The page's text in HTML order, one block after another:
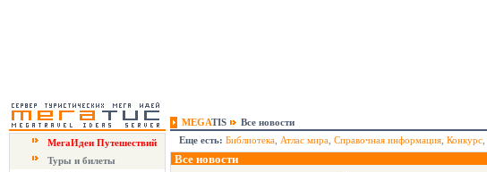
MEGATIS
Все новости
МегаИдеи Путешествий
Туры и билеты
Еще есть: Библиотека Атлас мира Справочная информация Конкурс
Все новости